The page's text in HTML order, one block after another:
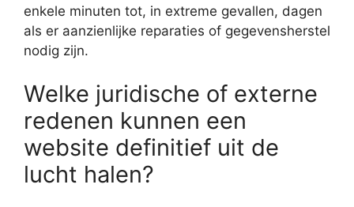
enkele minuten tot, in extreme gevallen, dagen
als er aanzienlijke reparaties of gegevensherstel
nodig zijn.
Welke juridische of externe
redenen kunnen een
website definitief uit de
lucht halen?